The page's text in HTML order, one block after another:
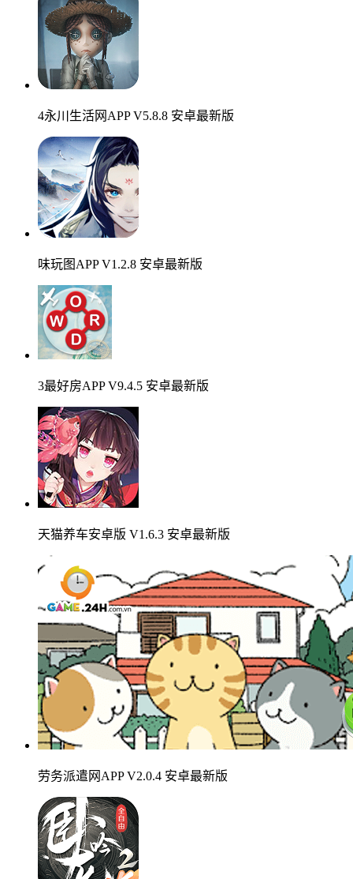
4永川生活网APP V5.8.8 安卓最新版
味玩图APP V1.2.8 安卓最新版
3最好房APP V9.4.5 安卓最新版
天猫养车安卓版 V1.6.3 安卓最新版
劳务派遣网APP V2.0.4 安卓最新版